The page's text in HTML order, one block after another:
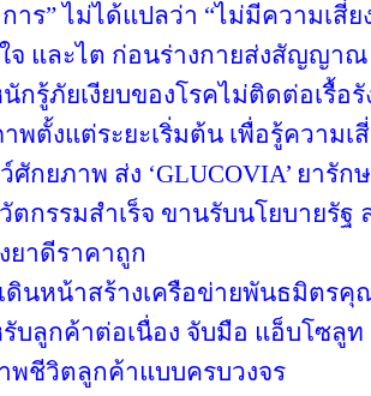
าร” ไม่ได้แปลว่า “ไม่มีความเสี่ย
จ และไต ก่อนร่างกายส่งสัญญาณ
กรู้ภัยเงียบของโรคไม่ติดต่อเรื้
พตั้งแต่ระยะเริ่มต้น เพื่อรู้ความเ
ศักยภาพ ส่ง ‘GLUCOVIA’ ยารั
กรรมสำเร็จ ขานรับนโยบายรัฐ
ยาดีราคาถูก
ดินหน้าสร้างเครือข่ายพันธมิตร
บลูกค้าต่อเนื่อง จับมือ แอ็บโซลู
พชีวิตลูกค้าแบบครบวงจร